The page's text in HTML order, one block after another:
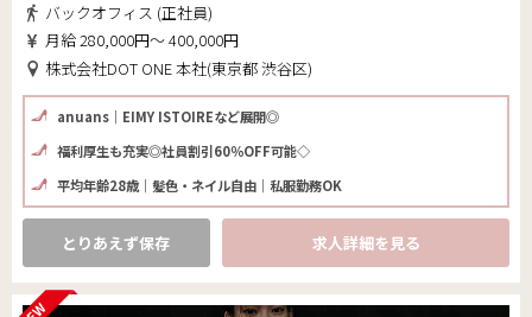
バックオフィス (正社員)
月給 280,000円～ 400,000円
株式会社DOT ONE 本社(東京都 渋谷区)
anuans｜EIMY ISTOIREなど展開◎
福利厚生も充実◎社員割引60％OFF可能◇
平均年齢28歳｜髪色・ネイル自由｜私服勤務OK
とりあえず保存 求人詳細を見る